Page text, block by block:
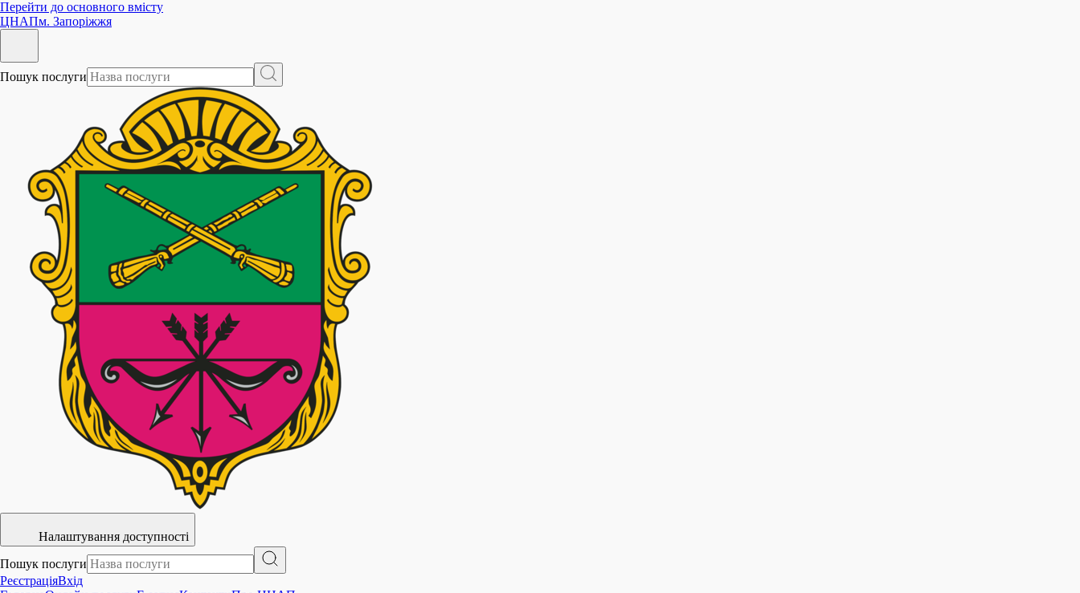
Перейти до основного вмісту
ЦНАПм. Запоріжжя
Пошук послуги
Налаштування доступності
Пошук послуги
РеєстраціяВхід